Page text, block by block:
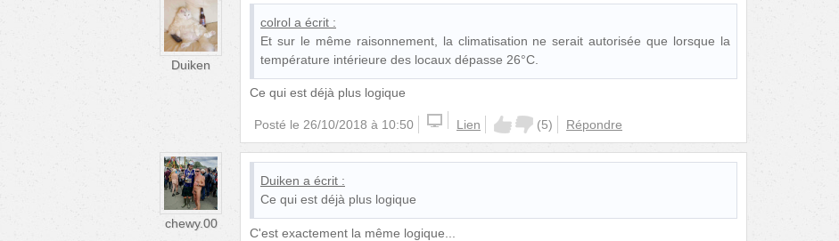
Duiken
colrol a écrit :
Et sur le même raisonnement, la climatisation ne serait autorisée que lorsque la
température intérieure des locaux dépasse 26°C.
Ce qui est déjà plus logique
Posté le 26/10/2018 à 10:50 Lien (5) Répondre
chewy.00
Duiken a écrit :
Ce qui est déjà plus logique
C'est exactement la même logique...